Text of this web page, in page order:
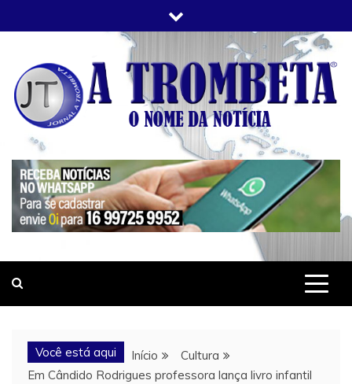
to
JORNAL A TROMBETA
O Nome da Notícia
Você está aqui Início
Cultura
Em Cândido Rodrigues professora lança livro infantil